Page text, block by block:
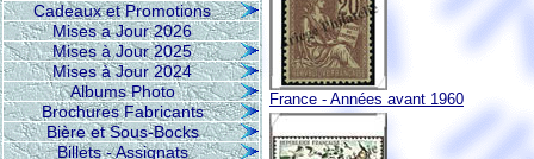
Cadeaux et Promotions
Mises a Jour 2026
Mises à Jour 2025
Mises à Jour 2024
Albums Photo
Brochures Fabricants
Bière et Sous-Bocks
Billets - Assignats
France - Années avant 1960